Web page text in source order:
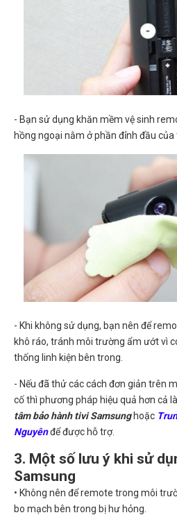
- Bạn sử dụng khăn mềm vệ sinh
hồng ngoại nằm ở phần đỉnh đầu của
- Khi không sử dụng, bạn nên để
khô ráo, tránh môi trường ẩm ướt vì
thống linh kiện bên trong.
- Nếu đã thử các cách đơn giản trên
cố thì phương pháp hiệu quả hơn cả
tâm bảo hành tivi Samsunghoặc
Nguyênđể được hỗ trợ.
3. Một số lưu ý khi sử
Samsung
• Không nên để remote trong môi
bo mạch bên trong bị hư hỏng.